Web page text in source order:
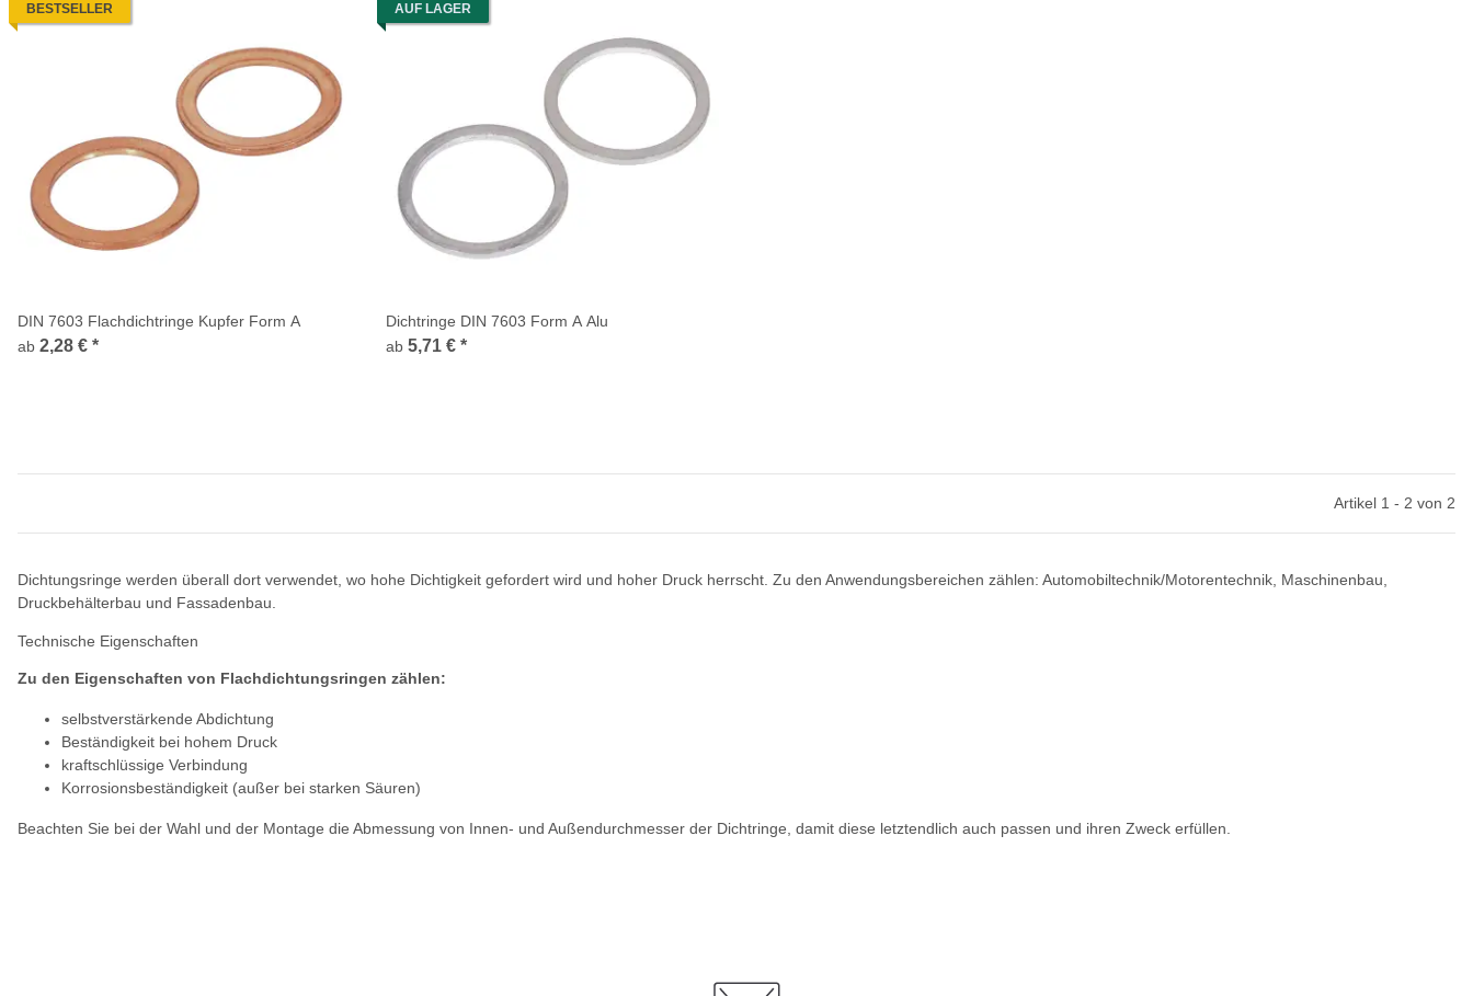
BESTSELLER
DIN 7603 Flachdichtringe Kupfer Form A
ab 2,28 € *
AUF LAGER
Dichtringe DIN 7603 Form A Alu
ab 5,71 € *
Artikel 1 - 2 von 2
Dichtungsringe werden überall dort verwendet, wo hohe Dichtigkeit gefordert wird und hoher Druck herrscht. Zu den Anwendungsbereichen zählen: Automobiltechnik/Motorentechnik, Maschinenbau,
Druckbehälterbau und Fassadenbau.
Technische Eigenschaften
Zu den Eigenschaften von Flachdichtungsringen zählen:
selbstverstärkende Abdichtung
Beständigkeit bei hohem Druck
kraftschlüssige Verbindung
Korrosionsbeständigkeit (außer bei starken Säuren)
Beachten Sie bei der Wahl und der Montage die Abmessung von Innen- und Außendurchmesser der Dichtringe, damit diese letztendlich auch passen und ihren Zweck erfüllen.